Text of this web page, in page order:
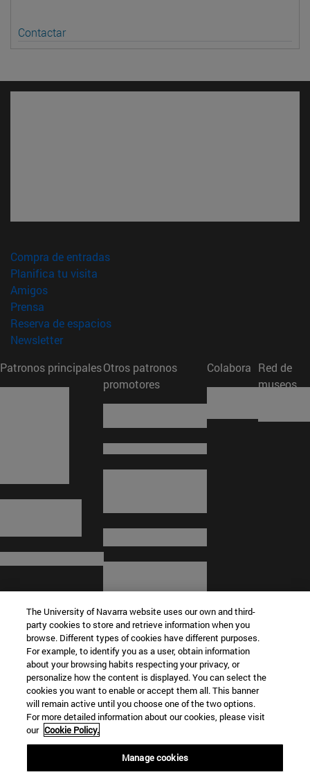
Contactar
Compra de entradas(abre en nueva ventana)
Planifica tu visita
Amigos(abre en nueva ventana)
Prensa
Reserva de espacios(abre en nueva ventana)
Newsletter(abre en nueva ventana)
Patronos principalesOtros patronos
promotores
Colabora Red de
museos
© Universidad de Navarra
Información legal
Términos y condiciones
Accesibilidad
Configuración de cookies
The University of Navarra website uses our own and third-
party cookies to store and retrieve information when you
browse. Different types of cookies have different purposes.
For example, to identify you as a user, obtain information
about your browsing habits respecting your privacy, or
personalize how the content is displayed. You can select the
cookies you want to enable or accept them all. This banner
will remain active until you choose one of the two options.
For more detailed information about our cookies, please visit
our Cookie Policy.
Manage cookies